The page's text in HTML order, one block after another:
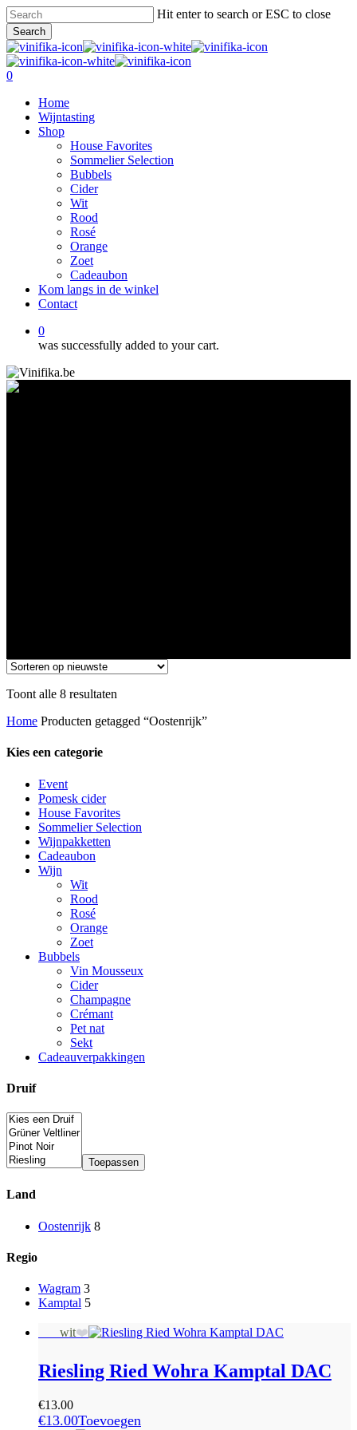
Skip
to
main
content
Hit enter to search or ESC to close
Search
Close
Search
0
Home
Wijntasting
Shop
House Favorites
Sommelier Selection
Bubbels
Cider
Wit
Rood
Rosé
Orange
Zoet
Cadeaubon
Kom langs in de winkel
Contact
0
was successfully added to your cart.
Toont alle 8 resultaten
nieuwste
Home Producten getagged “Oostenrijk”
Kies een categorie
Event
Pomesk cider
House Favorites
Sommelier Selection
Wijnpakketten
Cadeaubon
Wijn
Wit
Rood
Rosé
Orange
Zoet
Bubbels
Vin Mousseux
Cider
Champagne
Crémant
Pet nat
Sekt
Cadeauverpakkingen
Druif
Toepassen
Land
Oostenrijk 8
Regio
Wagram 3
Kamptal 5
wit❤️
Riesling Ried Wohra Kamptal DAC
€13.00
€13.00Toevoegen